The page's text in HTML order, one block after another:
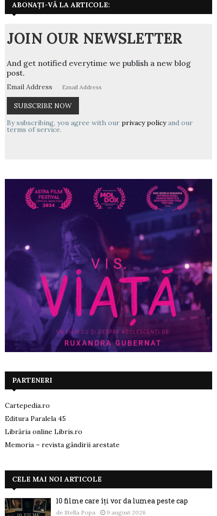
ABONAȚI-VĂ LA ARTICOLE:
JOIN OUR NEWSLETTER
And get notified everytime we publish a new blog
post.
Email Address
By subscribing, you agree with our privacy policyand our
terms of service.
PARTENERI
Cartepedia.ro
Editura Paralela 45
Librăria online Libris.ro
Memoria – revista gândirii arestate
CELE MAI NOI ARTICOLE
10 filme care îți vor da lumea peste cap
de Stella Popa 9 august 2026